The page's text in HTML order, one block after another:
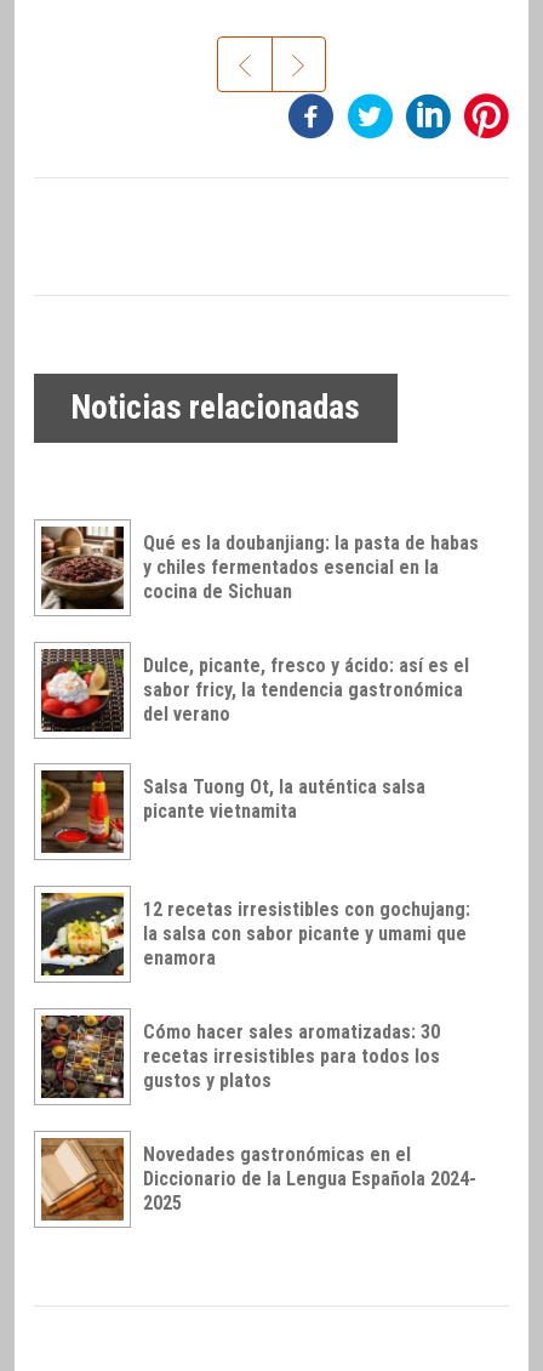
Noticias relacionadas
Qué es la doubanjiang: la pasta de habas
y chiles fermentados esencial en la
cocina de Sichuan
Dulce, picante, fresco y ácido: así es el
sabor fricy, la tendencia gastronómica
del verano
Salsa Tuong Ot, la auténtica salsa
picante vietnamita
12 recetas irresistibles con gochujang:
la salsa con sabor picante y umami que
enamora
Cómo hacer sales aromatizadas: 30
recetas irresistibles para todos los
gustos y platos
Novedades gastronómicas en el
Diccionario de la Lengua Española 2024-
2025